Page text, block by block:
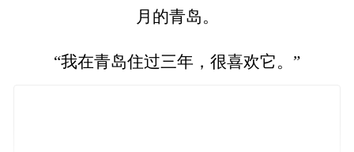
月的青岛。
“我在青岛住过三年，很喜欢它。”